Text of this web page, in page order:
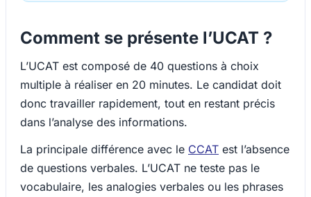
Comment se présente l’UCAT ?
L’UCAT est composé de 40 questions à choix
multiple à réaliser en 20 minutes. Le candidat doit
donc travailler rapidement, tout en restant précis
dans l’analyse des informations.
La principale différence avec le CCAT est l’absence
de questions verbales. L’UCAT ne teste pas le
vocabulaire, les analogies verbales ou les phrases